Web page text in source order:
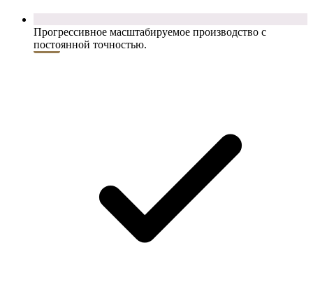
Прогрессивное масштабируемое производство с
постоянной точностью.